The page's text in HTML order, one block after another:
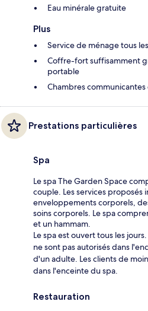
Eau minérale gratuite
Plus
Service de ménage tous
Coffre-fort suffisamment
portable
Chambres
Prestations particulières
Spa
Le spa The Garden Space
couple. Les services proposés
enveloppements corporels,
soins corporels. Le spa
et un hammam.
Le spa est ouvert tous les
ne sont pas autorisés dans
d'un adulte. Les clients de
dans l'enceinte du spa.
Restauration